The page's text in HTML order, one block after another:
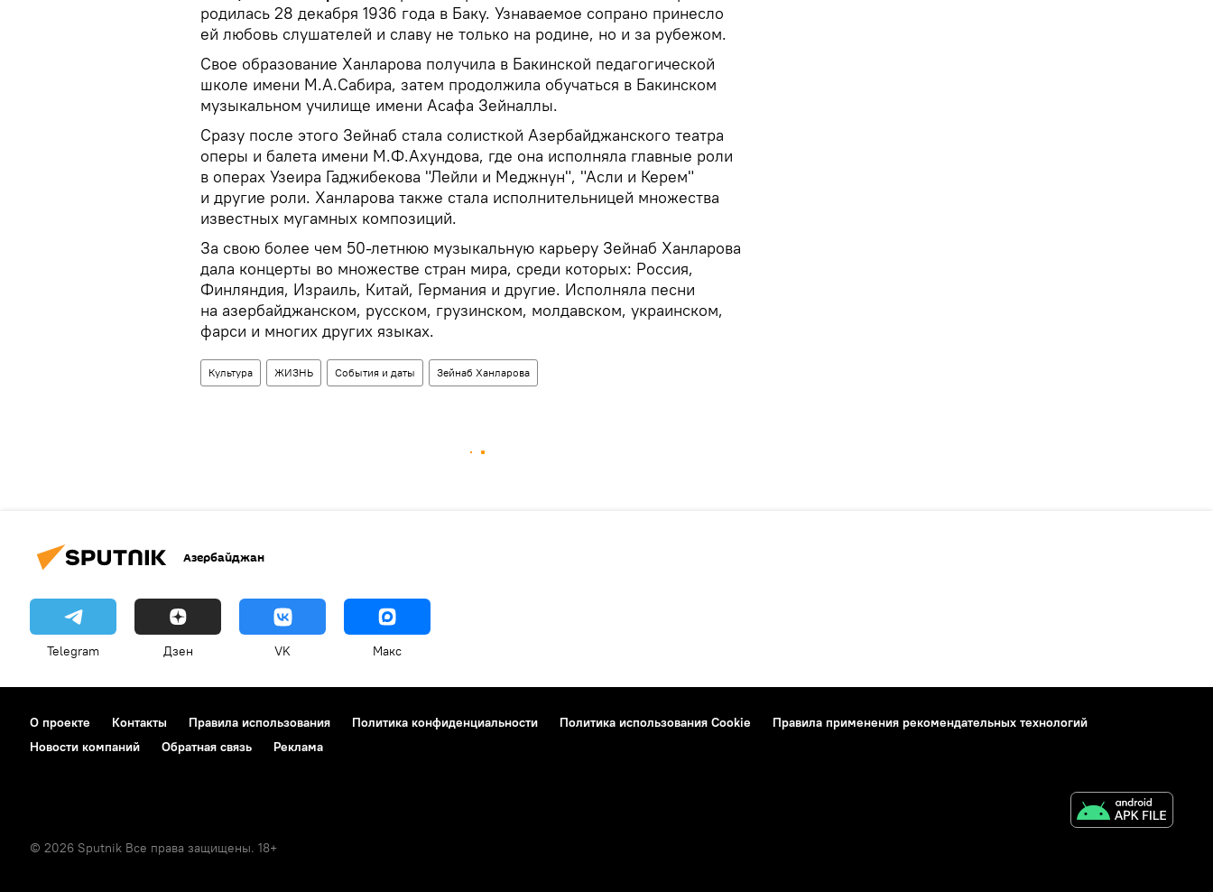
родилась 28 декабря 1936 года в Баку. Узнаваемое сопрано принесло
ей любовь слушателей и славу не только на родине, но и за рубежом.
Свое образование Ханларова получила в Бакинской педагогической
школе имени М.А.Сабира, затем продолжила обучаться в Бакинском
музыкальном училище имени Асафа Зейналлы.
Сразу после этого Зейнаб стала солисткой Азербайджанского театра
оперы и балета имени М.Ф.Ахундова, где она исполняла главные роли
в операх Узеира Гаджибекова "Лейли и Меджнун", "Асли и Керем"
и другие роли. Ханларова также стала исполнительницей множества
известных мугамных композиций.
За свою более чем 50-летнюю музыкальную карьеру Зейнаб Ханларова
дала концерты во множестве стран мира, среди которых: Россия,
Финляндия, Израиль, Китай, Германия и другие. Исполняла песни
на азербайджанском, русском, грузинском, молдавском, украинском,
фарси и многих других языках.
Культура ЖИЗНЬ События и даты Зейнаб Ханларова
Азербайджан
Telegram Дзен VK Макс
О проекте Контакты Правила использования Политика конфиденциальности Политика использования Cookie
Правила применения рекомендательных технологий
Новости компаний
Обратная связь Реклама
© 2026 Sputnik Все права защищены. 18+